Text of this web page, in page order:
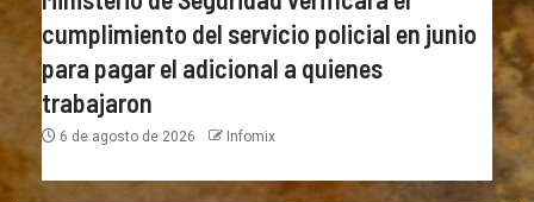
cumplimiento del servicio policial en junio
para pagar el adicional a quienes
trabajaron
6 de agosto de 2026 Infomix